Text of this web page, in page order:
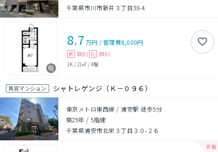
千葉県市川市新井３丁目30-4
8.7 万円 /管理費8,000円
敷 無料 礼 無料
1K / 21㎡ /4階
賃貸マンション シャトレゲンジ（Ｋ－０９６）
東京メトロ東西線 / 浦安駅 徒歩5分
築29年 /5階建
千葉県浦安市北栄３丁目３０-２６